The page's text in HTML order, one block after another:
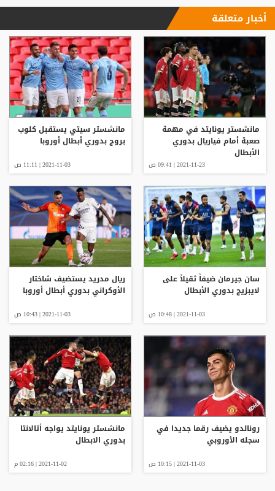
أخبار متعلقة
مانشستر يونايتد في مهمة
صعبة أمام فياريال بدوري
الأبطال
2021-11-23 | 09:41 ص
مانشستر سيتي يستقبل كلوب
بروج بدوري أبطال أوروبا
2021-11-03 | 11:11 ص
سان جيرمان ضيفاً ثقيلاً على
لايبزيج بدوري الأبطال
2021-11-03 | 10:48 ص
ريال مدريد يستضيف شاختار
الأوكراني بدوري أبطال أوروبا
2021-11-03 | 10:43 ص
رونالدو يضيف رقما جديدا في
سجله الأوروبي
2021-11-03 | 10:15 ص
مانشستر يونايتد يواجه أتالانتا
بدوري الابطال
2021-11-02 | 02:16 م